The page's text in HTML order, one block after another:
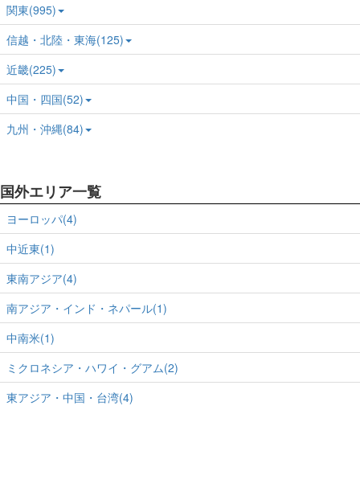
関東(995)
信越・北陸・東海(125)
近畿(225)
中国・四国(52)
九州・沖縄(84)
国外エリア一覧
ヨーロッパ(4)
中近東(1)
東南アジア(4)
南アジア・インド・ネパール(1)
中南米(1)
ミクロネシア・ハワイ・グアム(2)
東アジア・中国・台湾(4)